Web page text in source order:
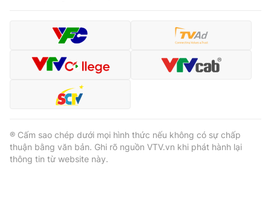
® Cấm sao chép dưới mọi hình thức nếu không có sự chấp
thuận bằng văn bản. Ghi rõ nguồn VTV.vn khi phát hành lại
thông tin từ website này.